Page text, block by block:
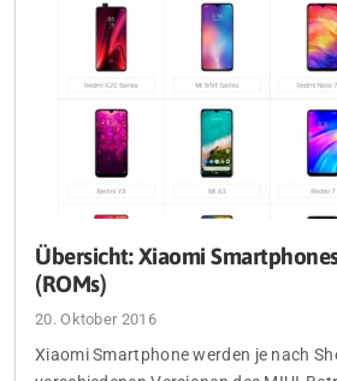
Übersicht: Xiaomi
(ROMs)
20. Oktober 2016
Xiaomi Smartphone werden je nach